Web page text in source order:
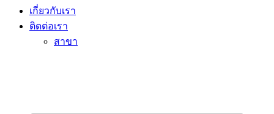
เกี่ยวกับเรา
ติดต่อเรา
สาขา